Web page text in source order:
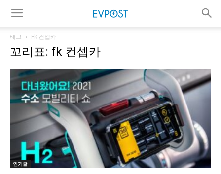
태그 Fk 컨셉카
꼬리표: fk 컨셉카
인기글